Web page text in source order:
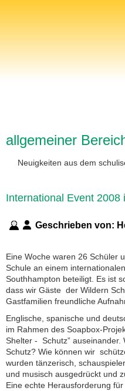
allgemeiner
Neuigkeiten aus dem
International Event 2008
Geschrieben von:
Eine Woche waren 26 Schüler
Schule an einem
Southhampton beteiligt. Es ist
dass wir Gäste der Wildern
Gastfamilien freundliche
Englische, spanische und
im Rahmen des Soapbox-
Shelter - Schutz” auseinander.
Schutz? Wie können wir
wurden tänzerisch,
und musisch ausgedrückt und
Eine echte Herausforderung für